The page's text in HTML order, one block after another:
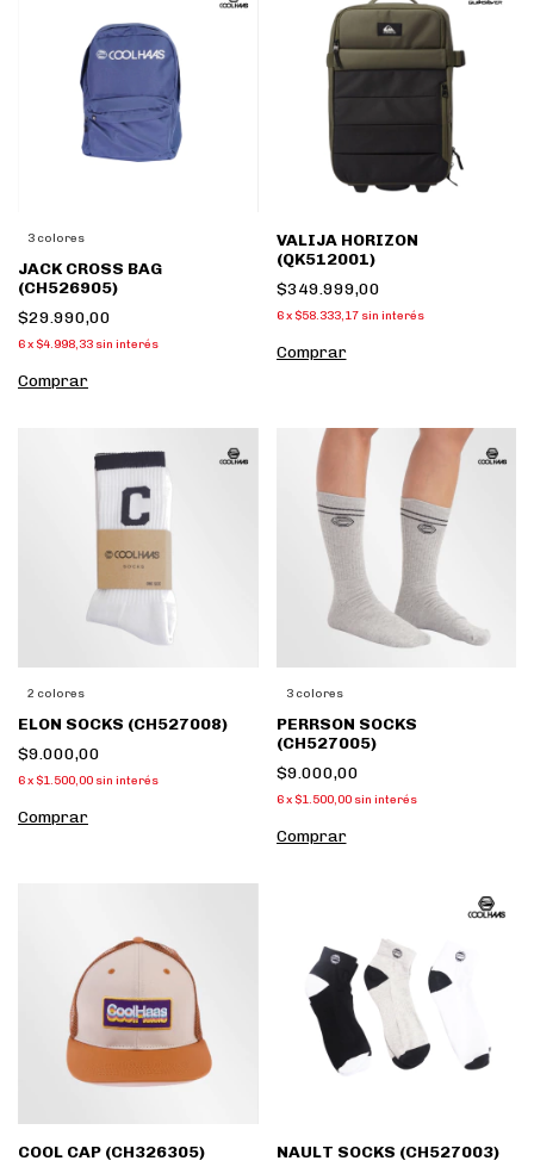
3 colores
JACK CROSS BAG
(CH526905)
$29.990,00
6x $4.998,33 sin interés
Comprar
VALIJA HORIZON
(QK512001)
$349.999,00
6 x $58.333,17 sin interés
Comprar
2 colores
ELON SOCKS (CH527008)
$9.000,00
6x $1.500,00 sin interés
Comprar
3 colores
PERRSON SOCKS
(CH527005)
$9.000,00
6 x $1.500,00 sin interés
Comprar
COOL CAP (CH326305)
NAULT SOCKS (CH527003)